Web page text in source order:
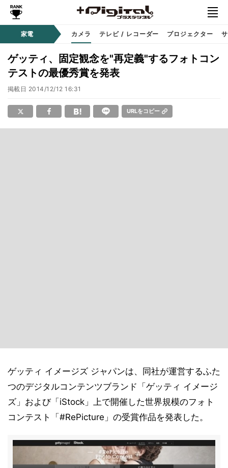
家電 カメラ テレビ / レコーダー プロジェクター
ゲッティ、固定観念を"再定義"するフォトコン
テストの最優秀賞を発表
掲載日 2014/12/12 16:31
URLをコピー
ゲッティ イメージズ ジャパンは、同社が運営するふた
つのデジタルコンテンツブランド「ゲッティ イメージ
ズ」および「iStock」上で開催した世界規模のフォト
コンテスト「#RePicture」の受賞作品を発表した。